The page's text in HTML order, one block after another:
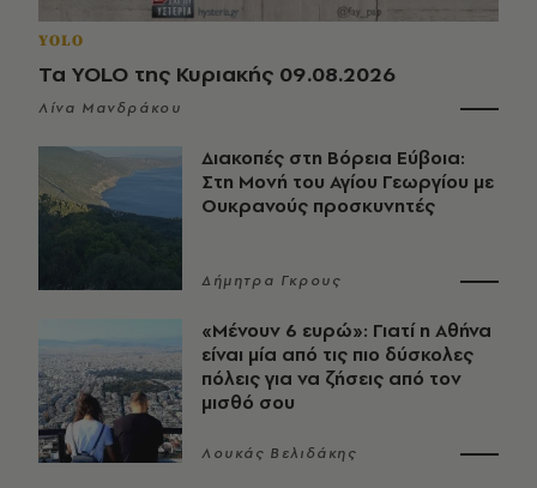
YOLO
Τα YOLO της Κυριακής 09.08.2026
Λίνα Μανδράκου
Διακοπές στη Βόρεια Εύβοια:
Στη Μονή του Αγίου Γεωργίου με
Ουκρανούς προσκυνητές
Δήμητρα Γκρους
«Μένουν 6 ευρώ»: Γιατί η Αθήνα
είναι μία από τις πιο δύσκολες
πόλεις για να ζήσεις από τον
μισθό σου
Λουκάς Βελιδάκης